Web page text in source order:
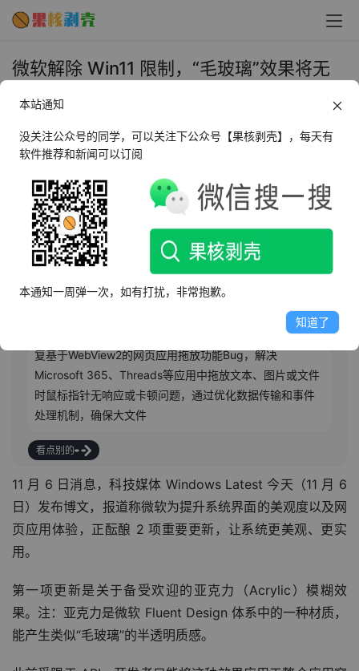
微软解除 Win11 限制，“毛玻璃”效果将无
2025年11月6日 上午10:08 • 圈内新闻
AI摘要
此内容由AI根据文章内容自动生成，并已由人工审核
微软计划于11月对Windows系统进行两项重要更新。其
一，引入“SystemBackdropHost”新控件，突破亚克力
（Acrylic）模糊效果的应用限制，开发者可在弹出窗口、
工具提示等局部区域自由使用，提升界面层次感与现代
感，原生应用的弹窗和菜单也可能采用该效果。其二，修
复基于WebView2的网页应用拖放功能Bug，解决
Microsoft 365、Threads等应用中拖放文本、图片或文件
时鼠标指针无响应或卡顿问题，通过优化数据传输和事件
处理机制，确保大文件或多项目拖放的流畅性
看点别的
11 月 6 日消息，科技媒体 Windows Latest 今天（11 月 6
日）发布博文，报道称微软为提升系统界面的美观度以及网
页应用体验，正酝酿 2 项重要更新，让系统更美观、更实
用。
第一项更新是关于备受欢迎的亚克力（Acrylic）模糊效
果。注：亚克力是微软 Fluent Design 体系中的一种材质，
能产生类似“毛玻璃”的半透明质感。
本站通知
没关注公众号的同学，可以关注下公众号【果核剥壳】，每天有
软件推荐和新闻可以订阅
本通知一周弹一次，如有打扰，非常抱歉。
知道了